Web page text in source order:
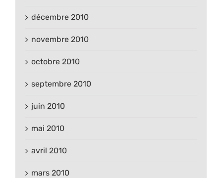
décembre 2010
novembre 2010
octobre 2010
septembre 2010
juin 2010
mai 2010
avril 2010
mars 2010